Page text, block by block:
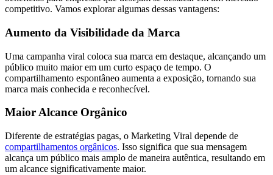
competitivo. Vamos explorar algumas dessas vantagens:
Aumento da Visibilidade da Marca
Uma campanha viral coloca sua marca em destaque, alcançando um
público muito maior em um curto espaço de tempo. O
compartilhamento espontâneo aumenta a exposição, tornando sua
marca mais conhecida e reconhecível.
Maior Alcance Orgânico
Diferente de estratégias pagas, o Marketing Viral depende de
compartilhamentos orgânicos. Isso significa que sua mensagem
alcança um público mais amplo de maneira autêntica, resultando em
um alcance significativamente maior.